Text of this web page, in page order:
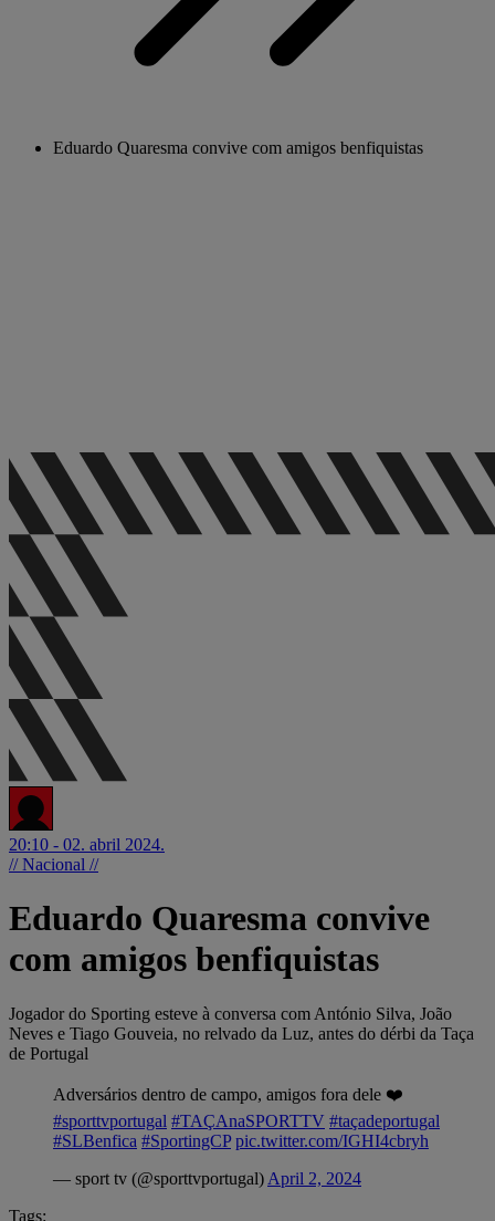
Eduardo Quaresma convive com amigos benfiquistas
20:10 - 02. abril 2024.
// Nacional //
Eduardo Quaresma convive
com amigos benfiquistas
Jogador do Sporting esteve à conversa com António Silva, João
Neves e Tiago Gouveia, no relvado da Luz, antes do dérbi da Taça
de Portugal
Adversários dentro de campo, amigos fora dele ❤️
#sporttvportugal #TAÇAnaSPORTTV #taçadeportugal
#SLBenfica #SportingCP pic.twitter.com/IGHI4cbryh
— sport tv (@sporttvportugal) April 2, 2024
Tags: